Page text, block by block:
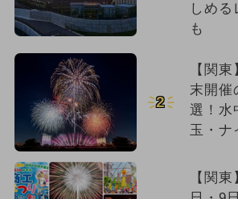
しめる
も
2
【関
末開催
選！水
玉・ナ
【関